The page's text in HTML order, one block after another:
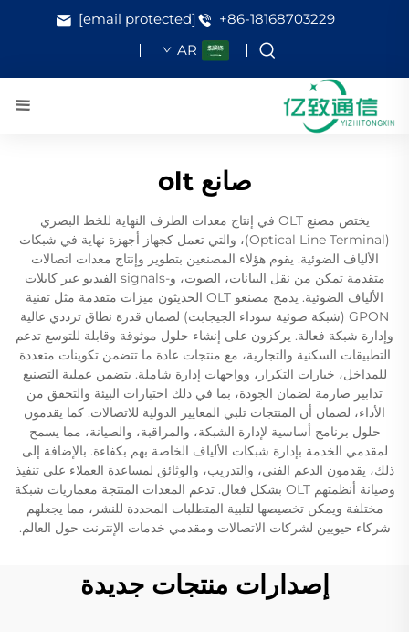
+86-18168703229
[email protected]
AR
صانع olt
يختص مصنع OLT في إنتاج معدات الطرف النهاية للخط البصري
(Optical Line Terminal)، والتي تعمل كجهاز أجهزة نهاية في شبكات
الألياف الضوئية. يقوم هؤلاء المصنعين بتطوير وإنتاج معدات اتصالات
متقدمة تمكن من نقل البيانات، الصوت، و-signals الفيديو عبر كابلات
الألياف الضوئية. يدمج مصنعو OLT الحديثون ميزات متقدمة مثل تقنية
GPON (شبكة ضوئية سوداء الجيجابت) لضمان قدرة نطاق ترددي عالية
وإدارة شبكة فعالة. يركزون على إنشاء حلول موثوقة وقابلة للتوسع تدعم
التطبيقات السكنية والتجارية، مع منتجات عادة ما تتضمن تكوينات متعددة
للمداخل، خيارات التكرار، وواجهات إدارة شاملة. يتضمن عملية التصنيع
تدابير صارمة لضمان الجودة، بما في ذلك اختبارات البيئة والتحقق من
الأداء، لضمان أن المنتجات تلبي المعايير الدولية للاتصالات. كما يقدمون
حلول برنامج أساسية لإدارة الشبكة، والمراقبة، والصيانة، مما يسمح
لمقدمي الخدمة بإدارة شبكات الألياف الخاصة بهم بكفاءة. بالإضافة إلى
ذلك، يقدمون الدعم الفني، والتدريب، والوثائق لمساعدة العملاء على تنفيذ
وصيانة أنظمتهم OLT بشكل فعال. تدعم المعدات المنتجة معماريات شبكة
مختلفة ويمكن تخصيصها لتلبية المتطلبات المحددة للنشر، مما يجعلهم
شركاء حيويين لشركات الاتصالات ومقدمي خدمات الإنترنت حول العالم.
إصدارات منتجات جديدة